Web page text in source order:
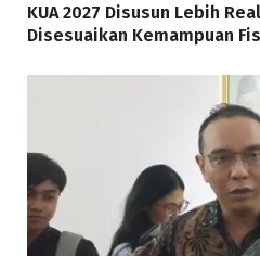
KUA 2027 Disusun Lebih
Disesuaikan Kemampuan